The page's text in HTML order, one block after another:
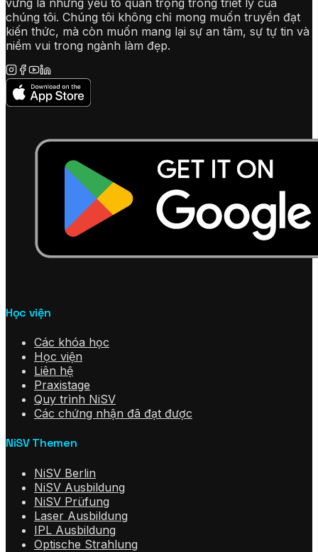
chúng tôi. Chúng tôi không chỉ mong muốn truyền đạt
kiến thức, mà còn muốn mang lại sự an tâm, sự tự tin và
niềm vui trong ngành làm đẹp.
Học viện
Các khóa học
Học viện
Liên hệ
Praxistage
Quy trình NiSV
Các chứng nhận đã đạt được
NiSV Themen
NiSV Berlin
NiSV Ausbildung
NiSV Prüfung
Laser Ausbildung
IPL Ausbildung
Optische Strahlung